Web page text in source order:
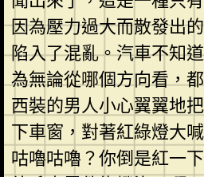
因為壓力過大而散發出
陷入了混亂。汽車不知
為無論從哪個方向看，
西裝的男人小心翼翼地
下車窗，對著紅綠燈大
咕嚕咕嚕？你倒是紅一